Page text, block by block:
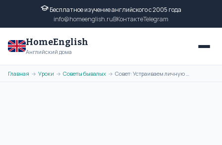
Бесплатное изучение английского с 2005 года
info@homeenglish.ruВКонтактеTelegram
HomeEnglish
Английский дома
Главная → Уроки → Советы бывалых → Совет: Устраиваем личную жизнь и учим английский язык